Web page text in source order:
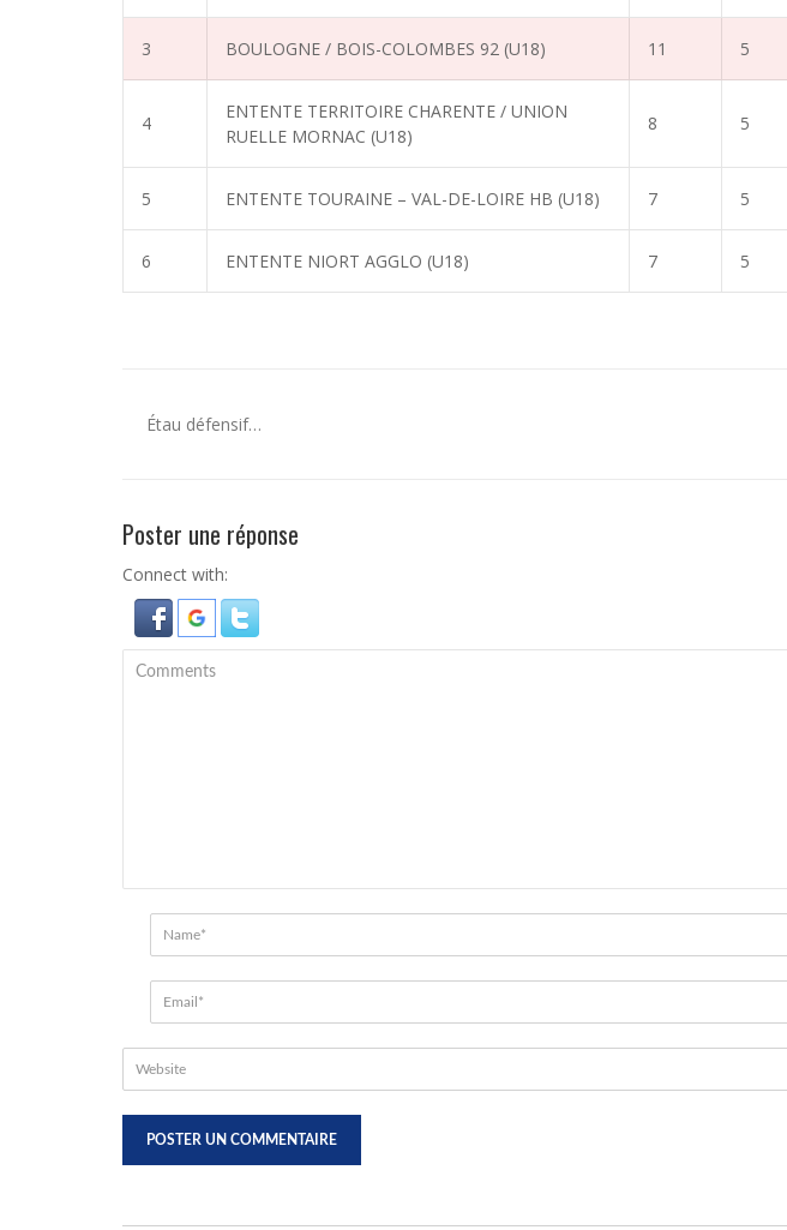
3 BOULOGNE / BOIS-COLOMBES 92 (U18) 11 5
4
ENTENTE TERRITOIRE CHARENTE / UNION
RUELLE MORNAC (U18)
8 5
5 ENTENTE TOURAINE – VAL-DE-LOIRE HB (U18) 7 5
6 ENTENTE NIORT AGGLO (U18) 7 5
Étau défensif…
Poster une réponse
Connect with: